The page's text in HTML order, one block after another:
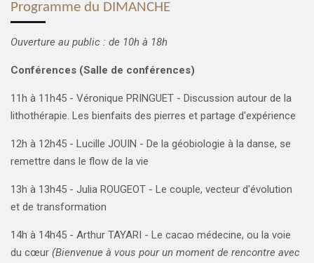
Programme du DIMANCHE
Ouverture au public : de 10h à 18h
Conférences (Salle de conférences)
11h à 11h45 - Véronique PRINGUET - Discussion autour de la
lithothérapie. Les bienfaits des pierres et partage d'expérience
12h à 12h45 - Lucille JOUIN - De la géobiologie à la danse, se
remettre dans le flow de la vie
13h à 13h45 - Julia ROUGEOT - Le couple, vecteur d'évolution
et de transformation
14h à 14h45 - Arthur TAYARI - Le cacao médecine, ou la voie
du cœur (Bienvenue à vous pour un moment de rencontre avec